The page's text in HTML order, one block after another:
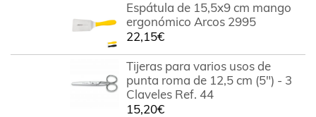
Espátula de 15,5x9 cm mango
ergonómico Arcos 2995
22,15€
Tijeras para varios usos de
punta roma de 12,5 cm (5") - 3
Claveles Ref. 44
15,20€